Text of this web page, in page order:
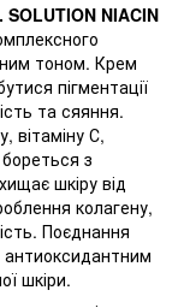
SOLUTION NIACIN
тоном. Крем
пігментації
та сяяння.
вітаміну С,
бореться з
шкіру від
колагену,
Поєднання
антиоксидантним
шкіри.